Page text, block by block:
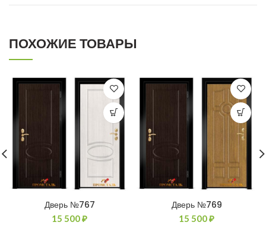
ПОХОЖИЕ ТОВАРЫ
Дверь №767
15 500₽
Дверь №769
15 500₽